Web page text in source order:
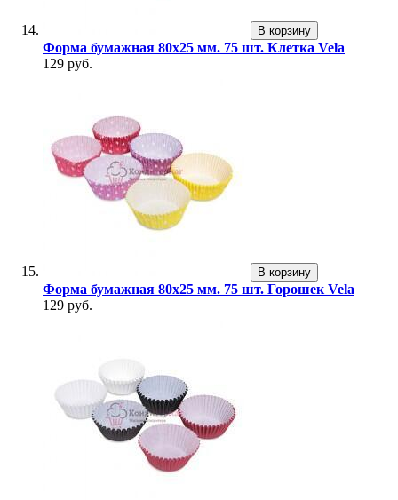
В корзину
Форма бумажная 80х25 мм. 75 шт. Клетка Vela
129 руб.
В корзину
Форма бумажная 80х25 мм. 75 шт. Горошек Vela
129 руб.